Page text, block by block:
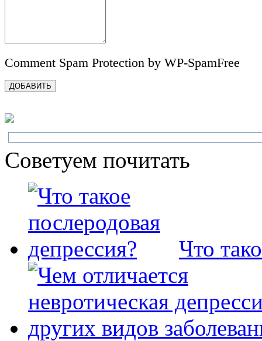
Comment Spam Protection by WP-SpamFree
Советуем почитать
Что